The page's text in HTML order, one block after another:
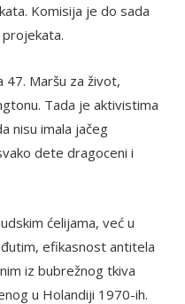
Komisija je do sada
47. Maršu za život,
Tada je aktivistima
nisu imala jačeg
dete dragoceni i
ćelijama, već u
efikasnost antitela
iz bubrežnog tkiva
u Holandiji 1970-ih.